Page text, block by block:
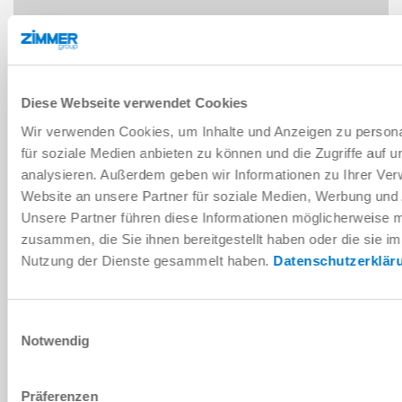
Diese Webseite verwendet Cookies
Wir verwenden Cookies, um Inhalte und Anzeigen zu
für soziale Medien anbieten zu können und die Zugriffe auf
analysieren. Außerdem geben wir Informationen zu Ihrer
Website an unsere Partner für soziale Medien, Werbung
Unsere Partner führen diese Informationen möglicherweise
zusammen, die Sie ihnen bereitgestellt haben oder die sie
Nutzung der Dienste gesammelt haben.
Notwendig
Präferenzen